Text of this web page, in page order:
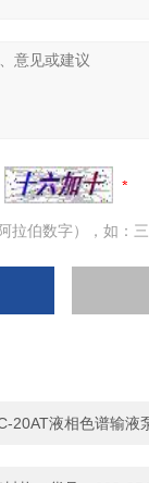
拉伯数字），如：
20AT液相色谱输液